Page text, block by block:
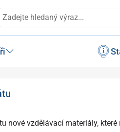
nové vzdělávací materiály,